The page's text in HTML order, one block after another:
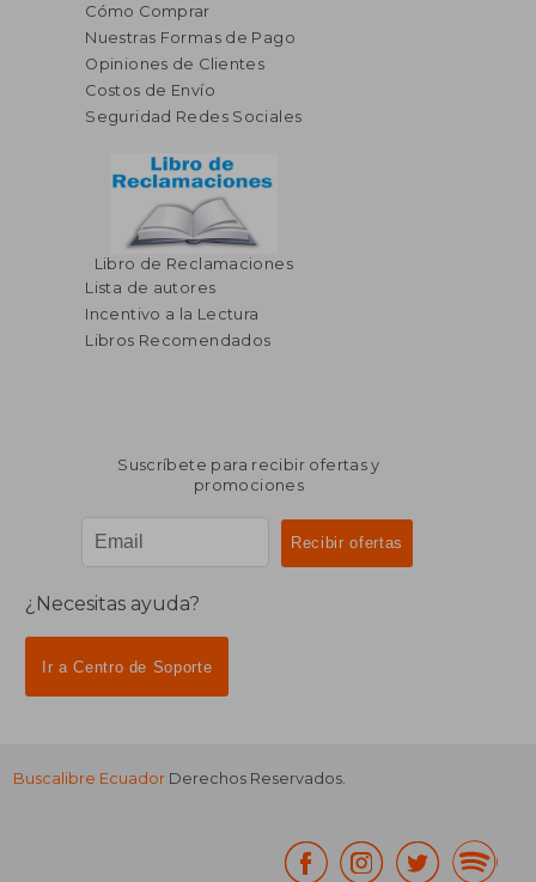
Cómo Comprar
Nuestras Formas de Pago
Opiniones de Clientes
Costos de Envío
Seguridad Redes Sociales
Libro de Reclamaciones
Lista de autores
Incentivo a la Lectura
Libros Recomendados
Suscríbete para recibir ofertas y
promociones
¿Necesitas ayuda?
Ir a Centro de Soporte
Buscalibre Ecuador Derechos Reservados.